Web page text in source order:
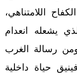
اللامتناهي،
يشعله انعدام
ومن رسالة الغرب
حياة داخلية